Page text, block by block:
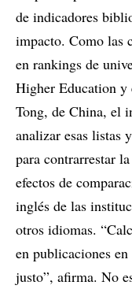
de indicadores
impacto. Como las
en rankings de
Higher Education y
Tong, de China, el
analizar esas listas
para contrarrestar
efectos de
inglés de las
otros idiomas.
en publicaciones
justo”, afirma. No